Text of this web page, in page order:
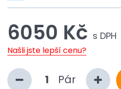
6050 Kč s DPH
Našli jste lepší cenu?
Pár